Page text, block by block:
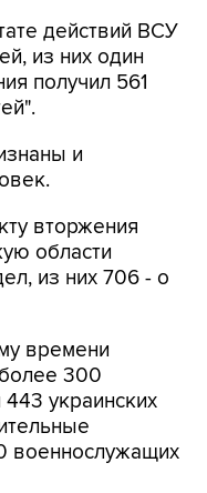
действий ВСУ
из них один
получил 561
и
вторжения
области
из них 706 - о
времени
300
украинских
военнослужащих